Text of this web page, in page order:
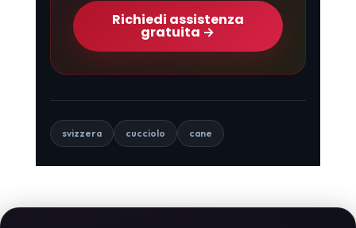
Richiedi assistenza
gratuita →
svizzera cucciolo cane